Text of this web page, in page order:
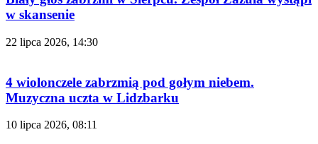
w skansenie
22 lipca 2026, 14:30
4 wiolonczele zabrzmią pod gołym niebem.
Muzyczna uczta w Lidzbarku
10 lipca 2026, 08:11